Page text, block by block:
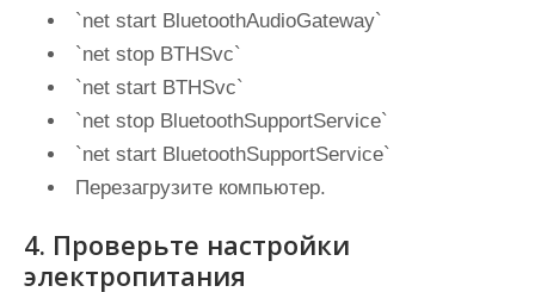
`net start BluetoothAudioGateway`
`net stop BTHSvc`
`net start BTHSvc`
`net stop BluetoothSupportService`
`net start BluetoothSupportService`
Перезагрузите компьютер.
4. Проверьте настройки
электропитания